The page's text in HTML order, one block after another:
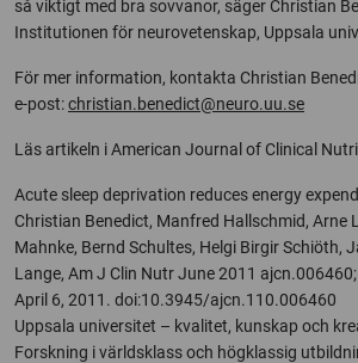
så viktigt med bra sovvanor, säger Christian
Institutionen för neurovetenskap, Uppsala
För mer information, kontakta Christian
e-post:christian.benedict@neuro.uu.se
Läs artikeln i American Journal of Clinical
Acute sleep deprivation reduces energy
Christian Benedict, Manfred Hallschmid, Arne
Mahnke, Bernd Schultes, Helgi Birgir Schiöth,
Lange, Am J Clin Nutr June 2011
April 6, 2011. doi:10.3945/ajcn.110.006460
Uppsala universitet – kvalitet, kunskap och
Forskning i världsklass och högklassig